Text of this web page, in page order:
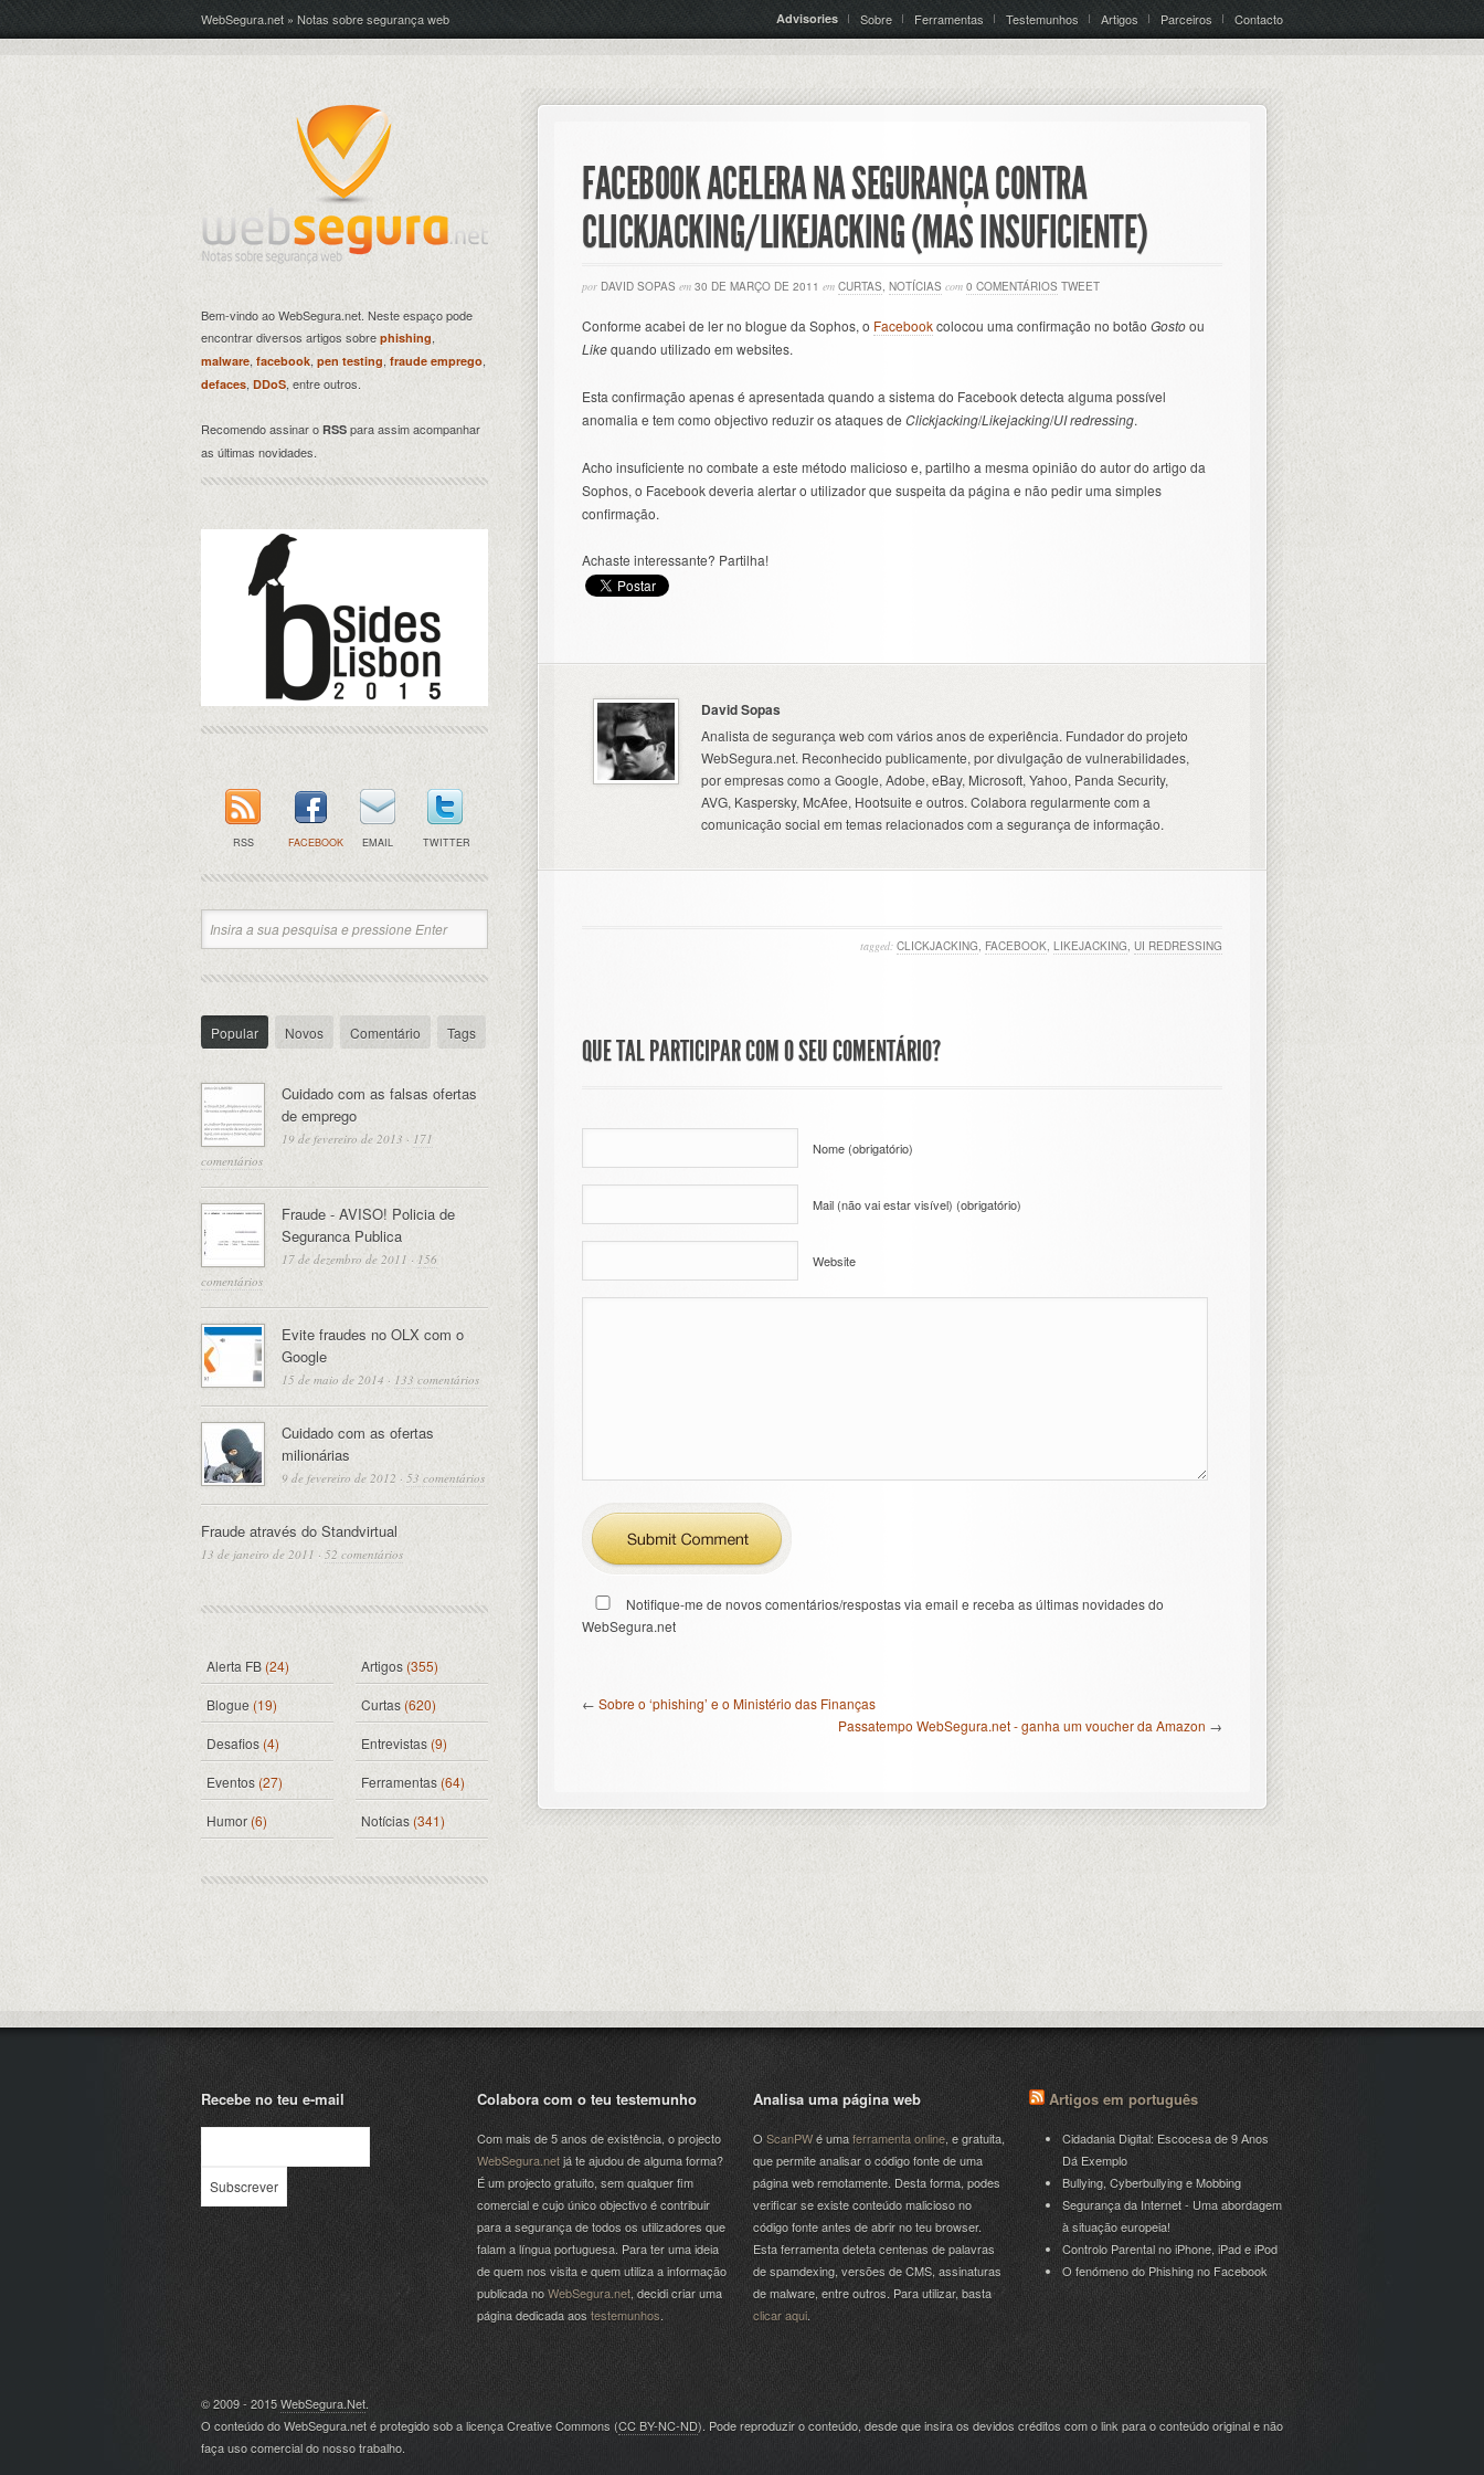
WebSegura.net » Notas sobre segurança web Advisories Sobre Ferramentas Testemunhos Artigos Parceiros Contacto
FACEBOOK ACELERA NA SEGURANÇA CONTRA
CLICKJACKING/LIKEJACKING (MAS INSUFICIENTE)
por DAVID SOPAS em 30 DE MARÇO DE 2011 em CURTAS, NOTÍCIAS com 0 COMENTÁRIOS TWEET
Conforme acabei de ler no blogue da Sophos, o Facebookcolocou uma confirmação no botão Gostoou
Likequando utilizado em websites.
Esta confirmação apenas é apresentada quando a sistema do Facebook detecta alguma possível
anomalia e tem como objectivo reduzir os ataques de Clickjacking/Likejacking/UI redressing.
Acho insuficiente no combate a este método malicioso e, partilho a mesma opinião do autor do artigo da
Sophos, o Facebook deveria alertar o utilizador que suspeita da página e não pedir uma simples
confirmação.
Achaste interessante? Partilha!
David Sopas
Analista de segurança web com vários anos de experiência. Fundador do projeto
WebSegura.net. Reconhecido publicamente, por divulgação de vulnerabilidades,
por empresas como a Google, Adobe, eBay, Microsoft, Yahoo, Panda Security,
AVG, Kaspersky, McAfee, Hootsuite e outros. Colabora regularmente com a
comunicação social em temas relacionados com a segurança de informação.
tagged: CLICKJACKING, FACEBOOK, LIKEJACKING, UI REDRESSING
QUE TAL PARTICIPAR COM O SEU COMENTÁRIO?
Nome (obrigatório)
Mail (não vai estar visível) (obrigatório)
Website
Notifique-me de novos comentários/respostas via email e receba as últimas novidades do
WebSegura.net
← Sobre o ‘phishing’ e o Ministério das Finanças
Passatempo WebSegura.net - ganha um voucher da Amazon →
Bem-vindo ao WebSegura.net. Neste espaço pode
encontrar diversos artigos sobre phishing,
malware, facebook, pen testing, fraude emprego,
defaces DDoS, entre outros.
Recomendo assinar o RSS para assim acompanhar
as últimas novidades.
RSS FACEBOOK EMAIL TWITTER
Popular Novos Comentário Tags
Cuidado com as falsas ofertas
de emprego
19 de fevereiro de 2013 · 171
comentários
Fraude - AVISO! Policia de
Seguranca Publica
17 de dezembro de 2011 · 156
comentários
Evite fraudes no OLX com o
Google
15 de maio de 2014 · 133 comentários
Cuidado com as ofertas
milionárias
9 de fevereiro de 2012 · 53 comentários
Fraude através do Standvirtual
13 de janeiro de 2011 · 52 comentários
Alerta FB(24) Artigos(355)
Blogue(19) Curtas (620)
Desafios (4) Entrevistas (9)
Eventos (27) Ferramentas(64)
Humor(6) Notícias (341)
Recebe no teu e-mail Colabora com o teu testemunho
Com mais de 5 anos de existência, o projecto
WebSegura.netjá te ajudou de alguma forma?
É um projecto gratuito, sem qualquer fim
comercial e cujo único objectivo é contribuir
para a segurança de todos os utilizadores que
falam a língua portuguesa. Para ter uma ideia
de quem nos visita e quem utiliza a informação
publicada noWebSegura.net , decidi criar uma
página dedicada aos testemunhos
Analisa uma página web
OScanPWé umaferramenta online, e gratuita,
que permite analisar o código fonte de uma
página web remotamente. Desta forma, podes
verificar se existe conteúdo malicioso no
código fonte antes de abrir no teu browser.
Esta ferramenta deteta centenas de palavras
de spamdexing, versões de CMS, assinaturas
de malware, entre outros. Para utilizar, basta
clicar aqui.
Artigos em português
Cidadania Digital: Escocesa de 9 Anos
Dá Exemplo
Bullying, Cyberbullying e Mobbing
Segurança da Internet - Uma abordagem
à situação europeia!
Controlo Parental no iPhone, iPad e iPod
O fenómeno do Phishing no Facebook
© 2009 - 2015WebSegura.Net.
O conteúdo do WebSegura.net é protegido sob a licença Creative Commons (CC BY-NC-ND). Pode reproduzir o conteúdo, desde que insira os devidos créditos com o link para o conteúdo original e não
faça uso comercial do nosso trabalho.